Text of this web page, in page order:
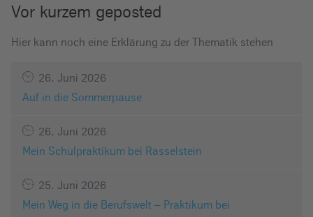
Vor kurzem geposted
Hier kann noch eine Erklärung zu der Thematik stehen
26. Juni 2026
Auf in die Sommerpause
26. Juni 2026
Mein Schulpraktikum bei Rasselstein
25. Juni 2026
Mein Weg in die Berufswelt – Praktikum bei